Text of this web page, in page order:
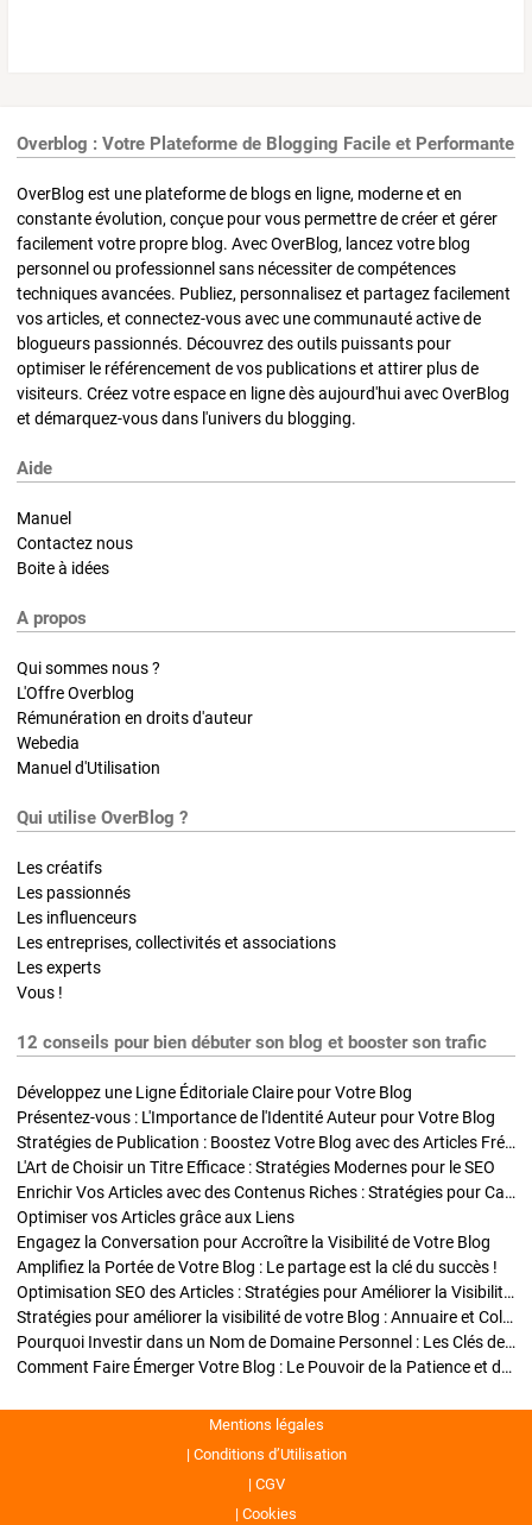
Overblog : Votre Plateforme de Blogging Facile et Performante
OverBlog est une plateforme de blogs en ligne, moderne et en
constante évolution, conçue pour vous permettre de créer et gérer
facilement votre propre blog. Avec OverBlog, lancez votre blog
personnel ou professionnel sans nécessiter de compétences
techniques avancées. Publiez, personnalisez et partagez facilement
vos articles, et connectez-vous avec une communauté active de
blogueurs passionnés. Découvrez des outils puissants pour
optimiser le référencement de vos publications et attirer plus de
visiteurs. Créez votre espace en ligne dès aujourd'hui avec OverBlog
et démarquez-vous dans l'univers du blogging.
Aide
Manuel
Contactez nous
Boite à idées
A propos
Qui sommes nous ?
L'Offre Overblog
Rémunération en droits d'auteur
Webedia
Manuel d'Utilisation
Qui utilise OverBlog ?
Les créatifs
Les passionnés
Les influenceurs
Les entreprises, collectivités et associations
Les experts
Vous !
12 conseils pour bien débuter son blog et booster son trafic
Développez une Ligne Éditoriale Claire pour Votre Blog
Présentez-vous : L'Importance de l'Identité Auteur pour Votre Blog
Stratégies de Publication : Boostez Votre Blog avec des Articles Fréquents et Exclusifs
L'Art de Choisir un Titre Efficace : Stratégies Modernes pour le SEO
Enrichir Vos Articles avec des Contenus Riches : Stratégies pour Captiver et Optimiser
Optimiser vos Articles grâce aux Liens
Engagez la Conversation pour Accroître la Visibilité de Votre Blog
Amplifiez la Portée de Votre Blog : Le partage est la clé du succès !
Optimisation SEO des Articles : Stratégies pour Améliorer la Visibilité de Votre Blog
Stratégies pour améliorer la visibilité de votre Blog : Annuaire et Collaborations
Pourquoi Investir dans un Nom de Domaine Personnel : Les Clés de la Réussite de Votre Blog
Comment Faire Émerger Votre Blog : Le Pouvoir de la Patience et de la Persévérance
Mentions légales
Conditions d’Utilisation
CGV
Cookies